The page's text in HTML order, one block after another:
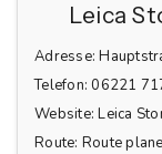
Leica
Adresse:
Telefon: 06221
Website: Leica
Route: Route